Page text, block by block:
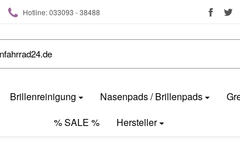
Hotline: 033093 - 38488
Brillenreinigung Nasenpads / Brillenpads
% SALE %
Hersteller